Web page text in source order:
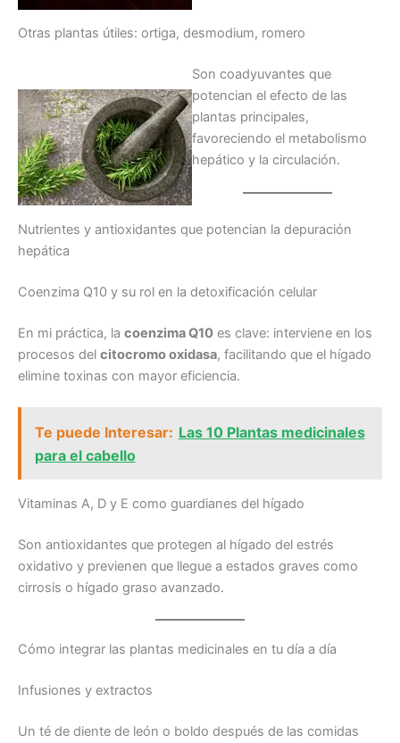
Otras plantas útiles: ortiga, desmodium, romero
Son coadyuvantes que
potencian el efecto de las
plantas principales,
favoreciendo el metabolismo
hepático y la circulación.
Nutrientes y antioxidantes que potencian la depuración
hepática
Coenzima Q10 y su rol en la detoxificación celular
En mi práctica, la coenzima Q10 es clave: interviene en los
procesos del citocromo oxidasa, facilitando que el hígado
elimine toxinas con mayor eficiencia.
Te puede Interesar: Las 10 Plantas medicinales
para el cabello
Vitaminas A, D y E como guardianes del hígado
Son antioxidantes que protegen al hígado del estrés
oxidativo y previenen que llegue a estados graves como
cirrosis o hígado graso avanzado.
Cómo integrar las plantas medicinales en tu día a día
Infusiones y extractos
Un té de diente de león o boldo después de las comidas